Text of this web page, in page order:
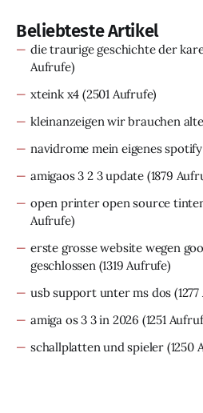
Beliebteste Artikel
die traurige geschichte der
Aufrufe)
xteink x4 (2501 Aufrufe)
kleinanzeigen wir brauchen
navidrome mein eigenes spotify
amigaos 3 2 3 update (1879
open printer open source
Aufrufe)
erste grosse website wegen
geschlossen (1319 Aufrufe)
usb support unter ms dos
amiga os 3 3 in 2026 (1251
schallplatten und spieler (1250